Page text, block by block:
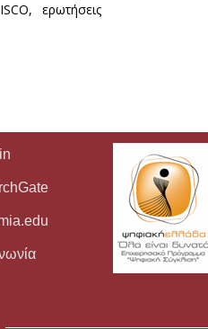
ερωτήσεις